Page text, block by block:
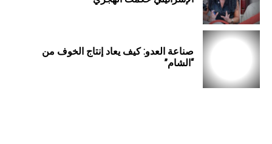
صناعة العدو: كيف يعاد إنتاج الخوف من
“الشام”